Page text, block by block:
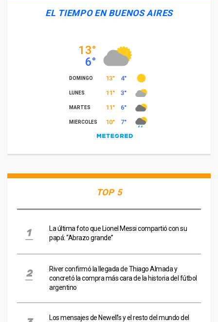
EL TIEMPO EN BUENOS AIRES
TOP 5
La última foto que Lionel Messi compartió con su
papá: “Abrazo grande”
River confirmó la llegada de Thiago Almada y
concretó la compra más cara de la historia del fútbol
argentino
Los mensajes de Newell’s y el resto del mundo del